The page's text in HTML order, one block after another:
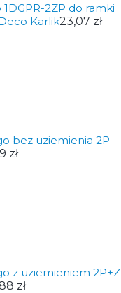
2ZP do ramki
Karlik23,07 zł
bez uziemienia 2P
zł
z uziemieniem 2P+Z
zł